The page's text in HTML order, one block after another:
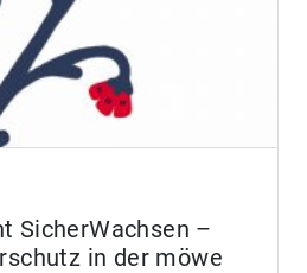
SicherWachsen –
in der möwe